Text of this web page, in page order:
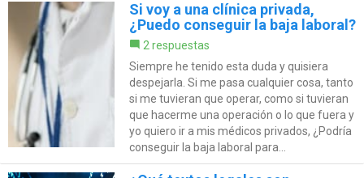
Si voy a una clínica privada,
¿Puedo conseguir la baja laboral?
2 respuestas
Siempre he tenido esta duda y quisiera
despejarla. Si me pasa cualquier cosa, tanto
si me tuvieran que operar, como si tuvieran
que hacerme una operación o lo que fuera y
yo quiero ir a mis médicos privados, ¿Podría
conseguir la baja laboral para...